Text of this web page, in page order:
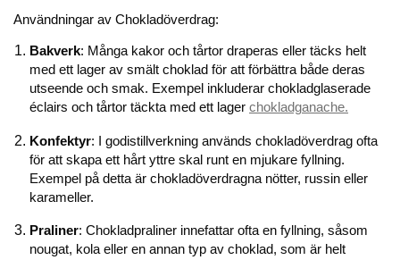
Användningar av Chokladöverdrag:
Bakverk: Många kakor och tårtor draperas eller täcks helt
med ett lager av smält choklad för att förbättra både deras
utseende och smak. Exempel inkluderar chokladglaserade
éclairs och tårtor täckta med ett lager chokladganache.
Konfektyr: I godistillverkning används chokladöverdrag ofta
för att skapa ett hårt yttre skal runt en mjukare fyllning.
Exempel på detta är chokladöverdragna nötter, russin eller
karameller.
Praliner: Chokladpraliner innefattar ofta en fyllning, såsom
nougat, kola eller en annan typ av choklad, som är helt